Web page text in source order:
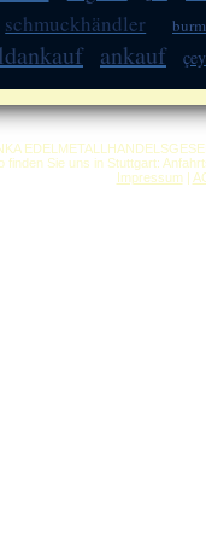
schmuckhändler
ankauf
finden Sie uns in Stuttgart:
Impressum|